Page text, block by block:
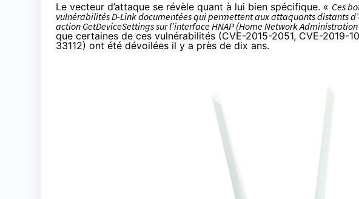
Le vecteur d’attaque se révèle quant à lui bien spécifique. « Ces
vulnérabilités D-Link documentées qui permettent aux attaquants distants
action GetDeviceSettings sur l’interface HNAP (Home Network
que certaines de ces vulnérabilités (CVE-2015-2051, CVE-2019-
33112) ont été dévoilées il y a près de dix ans.